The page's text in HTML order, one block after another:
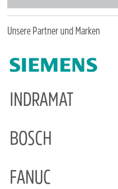
Unsere Partner und Marken
INDRAMAT
BOSCH
FANUC